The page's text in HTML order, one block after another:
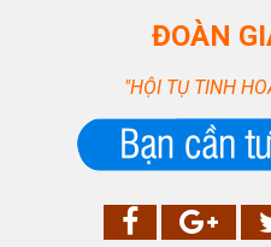
ĐOÀN
"HỘI TỤ TINH